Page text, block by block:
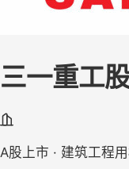
三一重工
A股上市 · 建筑工程